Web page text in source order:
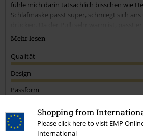
Shopping from
Please click here to visit EMP
International
fühle mich darin tatsächlich bisschen wie
Schlafmaske passt super, schmiegt sich
er ist eher oversized und nicht wie in der
Mehr lesen
Qualität
Design
Passform
zu eng
perfekt
Länge